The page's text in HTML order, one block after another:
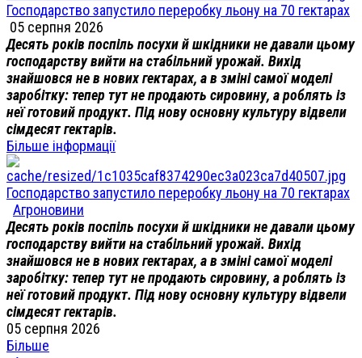
Господарство запустило переробку льону на 70 гектарах
05 серпня 2026
Десять років поспіль посухи й шкідники не давали цьому
господарству вийти на стабільний урожай. Вихід
знайшовся не в нових гектарах, а в зміні самої моделі
заробітку: тепер тут не продають сировину, а роблять із
неї готовий продукт. Під нову основну культуру відвели
сімдесят гектарів.
Більше інформації
Господарство запустило переробку льону на 70 гектарах
Агроновини
Десять років поспіль посухи й шкідники не давали цьому
господарству вийти на стабільний урожай. Вихід
знайшовся не в нових гектарах, а в зміні самої моделі
заробітку: тепер тут не продають сировину, а роблять із
неї готовий продукт. Під нову основну культуру відвели
сімдесят гектарів.
05 серпня 2026
Більше